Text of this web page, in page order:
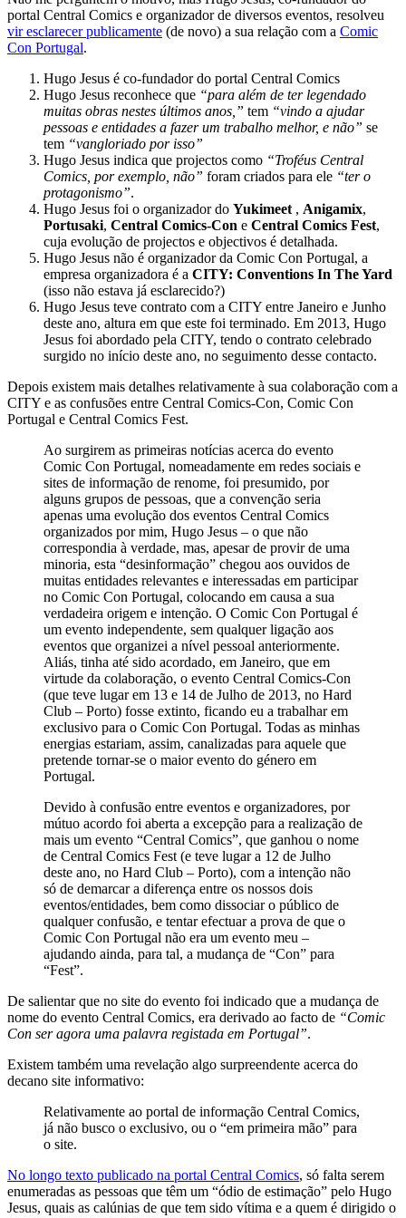
portal Central Comics e organizador de diversos eventos, resolveu
vir esclarecer publicamente (de novo) a sua relação com a Comic
Con Portugal.
Hugo Jesus é co-fundador do portal Central Comics
Hugo Jesus reconhece que “para além de ter legendado
muitas obras nestes últimos anos,” tem “vindo a ajudar
pessoas e entidades a fazer um trabalho melhor, e não” se
tem “vangloriado por isso”
Hugo Jesus indica que projectos como “Troféus Central
Comics, por exemplo, não” foram criados para ele “ter o
protagonismo”.
Hugo Jesus foi o organizador do Yukimeet , Anigamix,
Portusaki, Central Comics-Con e Central Comics Fest,
cuja evolução de projectos e objectivos é detalhada.
Hugo Jesus não é organizador da Comic Con Portugal, a
empresa organizadora é a CITY: Conventions In The Yard
(isso não estava já esclarecido?)
Hugo Jesus teve contrato com a CITY entre Janeiro e Junho
deste ano, altura em que este foi terminado. Em 2013, Hugo
Jesus foi abordado pela CITY, tendo o contrato celebrado
surgido no início deste ano, no seguimento desse contacto.
Depois existem mais detalhes relativamente à sua colaboração com a
CITY e as confusões entre Central Comics-Con, Comic Con
Portugal e Central Comics Fest.
Ao surgirem as primeiras notícias acerca do evento
Comic Con Portugal, nomeadamente em redes sociais e
sites de informação de renome, foi presumido, por
alguns grupos de pessoas, que a convenção seria
apenas uma evolução dos eventos Central Comics
organizados por mim, Hugo Jesus – o que não
correspondia à verdade, mas, apesar de provir de uma
minoria, esta “desinformação” chegou aos ouvidos de
muitas entidades relevantes e interessadas em participar
no Comic Con Portugal, colocando em causa a sua
verdadeira origem e intenção. O Comic Con Portugal é
um evento independente, sem qualquer ligação aos
eventos que organizei a nível pessoal anteriormente.
Aliás, tinha até sido acordado, em Janeiro, que em
virtude da colaboração, o evento Central Comics-Con
(que teve lugar em 13 e 14 de Julho de 2013, no Hard
Club – Porto) fosse extinto, ficando eu a trabalhar em
exclusivo para o Comic Con Portugal. Todas as minhas
energias estariam, assim, canalizadas para aquele que
pretende tornar-se o maior evento do género em
Portugal.
Devido à confusão entre eventos e organizadores, por
mútuo acordo foi aberta a excepção para a realização de
mais um evento “Central Comics”, que ganhou o nome
de Central Comics Fest (e teve lugar a 12 de Julho
deste ano, no Hard Club – Porto), com a intenção não
só de demarcar a diferença entre os nossos dois
eventos/entidades, bem como dissociar o público de
qualquer confusão, e tentar efectuar a prova de que o
Comic Con Portugal não era um evento meu –
ajudando ainda, para tal, a mudança de “Con” para
“Fest”.
De salientar que no site do evento foi indicado que a mudança de
nome do evento Central Comics, era derivado ao facto de “Comic
Con ser agora uma palavra registada em Portugal”.
Existem também uma revelação algo surpreendente acerca do
decano site informativo:
Relativamente ao portal de informação Central Comics,
já não busco o exclusivo, ou o “em primeira mão” para
o site.
No longo texto publicado na portal Central Comics, só falta serem
enumeradas as pessoas que têm um “ódio de estimação” pelo Hugo
Jesus, quais as calúnias de que tem sido vítima e a quem é dirigido o